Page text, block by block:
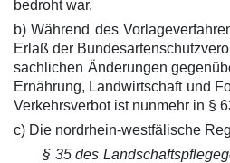
bedroht war.
b) Während des
Erlaß der
sachlichen Änderungen
Ernährung, Landwirtschaft und
Verkehrsverbot ist nunmehr in §
c) Die nordrhein-westfälische
§ 35 des